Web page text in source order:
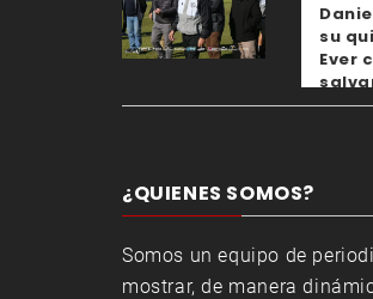
su
Ever
¿QUIENES SOMOS?
Somos un equipo de
mostrar, de manera